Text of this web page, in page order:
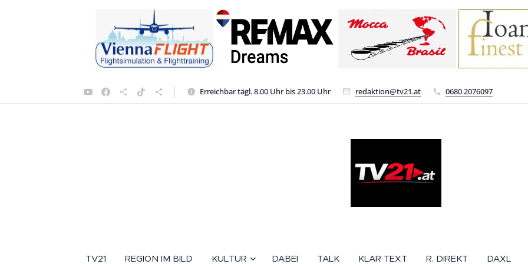
Erreichbar tägl. 8.00 Uhr bis 23.00 Uhr redaktion@tv21.at 0680 2076097
TV21 REGION IM BILD KULTUR DABEI TALK KLAR TEXT R. DIREKT DAXL